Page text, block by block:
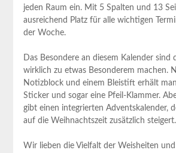
jeden Raum ein. Mit 5 Spalten und 13
‍ausreichend Platz für alle wichtigen
der Woche.
Das Besondere an ​diesem Kalender sind
wirklich ⁢zu etwas Besonderem⁢ machen.
Notizblock und einem Bleistift erhält
Sticker und sogar eine Pfeil-Klammer.
gibt einen ‌integrierten Adventskalender,
auf die⁤ Weihnachtszeit zusätzlich steigert.
Wir lieben die Vielfalt der Weisheiten